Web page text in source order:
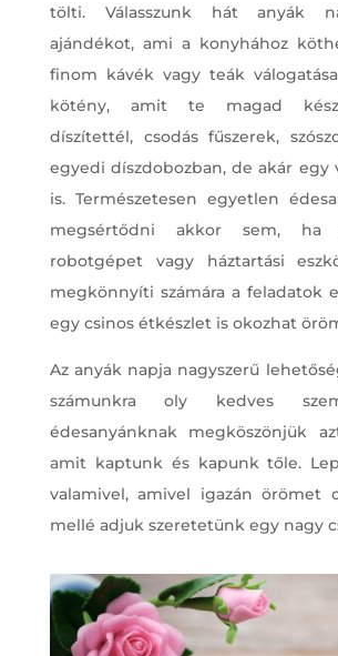
tölti. Válasszunk hát anyák
ajándékot, ami a konyhához
finom kávék vagy teák
kötény, amit te magad
díszítettél, csodás fűszerek,
egyedi díszdobozban, de akár egy
is. Természetesen egyetlen
megsértődni akkor sem, ha
robotgépet vagy háztartási
megkönnyíti számára a feladatok
egy csinos étkészlet is okozhat
Az anyák napja nagyszerű
számunkra oly kedves
édesanyánknak megköszönjük
amit kaptunk és kapunk tőle.
valamivel, amivel igazán örömet
mellé adjuk szeretetünk egy nagy